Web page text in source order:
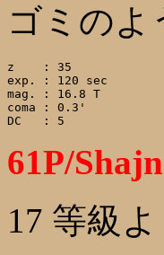
ゴミのよ
z    : 35
exp. : 120 sec
mag. : 16.8 T
coma : 0.3'
61P/
17 等級